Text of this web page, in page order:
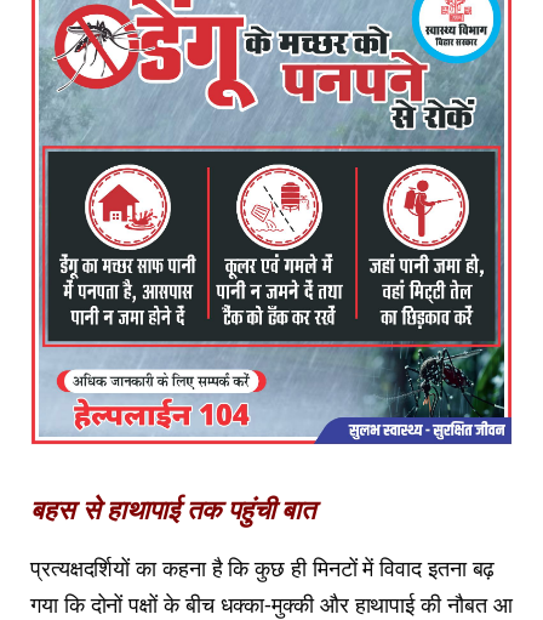
बहस से हाथापाई तक पहुंची बात
प्रत्यक्षदर्शियों का कहना है कि कुछ ही मिनटों में विवाद इतना बढ़
गया कि दोनों पक्षों के बीच धक्का-मुक्की और हाथापाई की नौबत आ